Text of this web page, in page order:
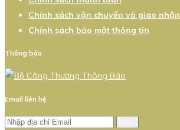
Chính sách vận chuyển và giao nhận
Chính sách bảo mật thông tin
Thông báo
Email liên hệ